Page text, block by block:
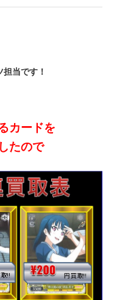
当です！
カードを
たので